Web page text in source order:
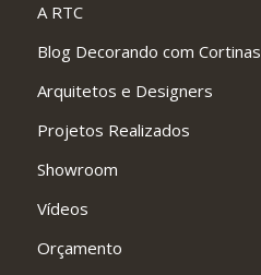
A RTC
Blog Decorando com Cortinas
Arquitetos e Designers
Projetos Realizados
Showroom
Vídeos
Orçamento